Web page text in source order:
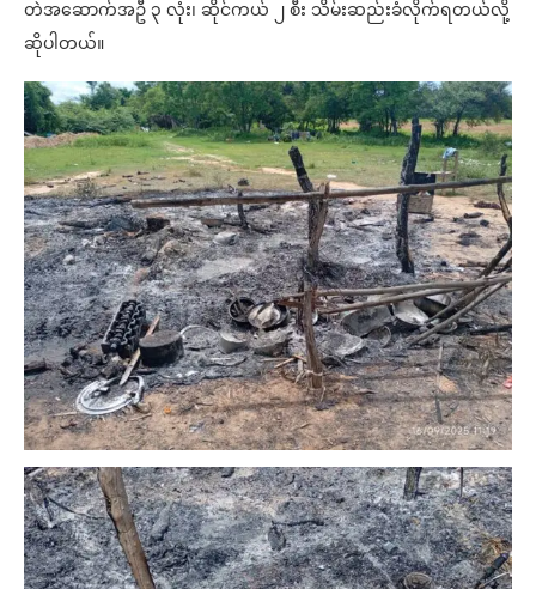
တဲအဆောက်အဦ ၃ လုံး၊ ဆိုင်ကယ် ၂ စီး သိမ်းဆည်းခံလိုက်ရတယ်လို့
ဆိုပါတယ်။